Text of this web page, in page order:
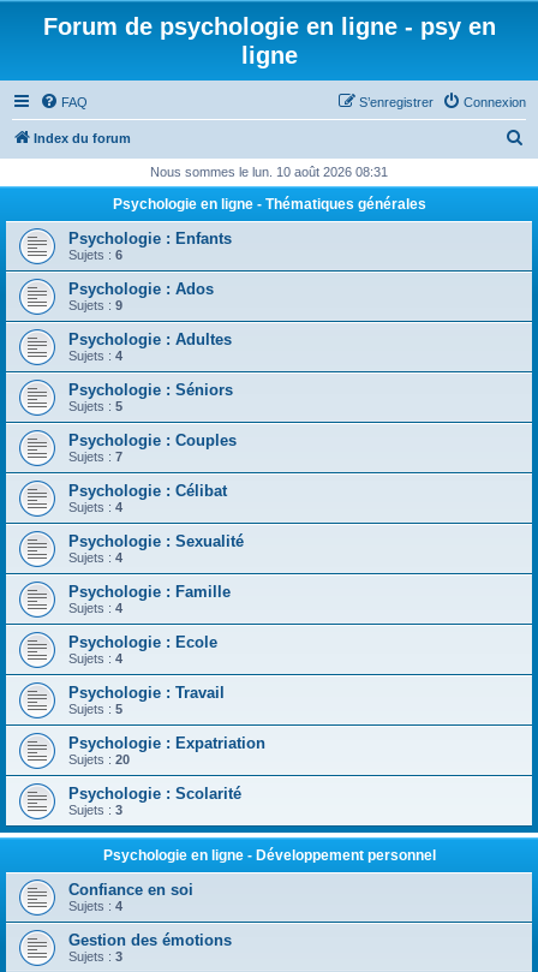
Forum de psychologie en ligne - psy en
ligne
FAQ Connexion
S’enregistrer
Index du forum
h
Nous sommes le lun. 10 août 2026 08:31
Psychologie en ligne - Thématiques générales
Psychologie : Enfants
Sujets : 6
Psychologie : Ados
Sujets : 9
Psychologie : Adultes
Sujets : 4
Psychologie : Séniors
Sujets : 5
Psychologie : Couples
Sujets : 7
Psychologie : Célibat
Sujets : 4
Psychologie : Sexualité
Sujets : 4
Psychologie : Famille
Sujets : 4
Psychologie : Ecole
Sujets : 4
Psychologie : Travail
Sujets : 5
Psychologie : Expatriation
Sujets : 20
Psychologie : Scolarité
Sujets : 3
Psychologie en ligne - Développement personnel
Confiance en soi
Sujets : 4
Gestion des émotions
Sujets : 3